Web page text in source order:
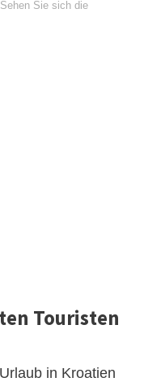
Sehen Sie sich die
Touristen
in Kroatien